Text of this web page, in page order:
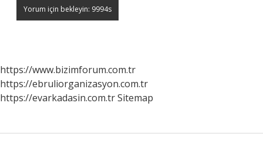
https://www.bizimforum.com.tr
https://ebruliorganizasyon.com.tr
https://evarkadasin.com.trSitemap